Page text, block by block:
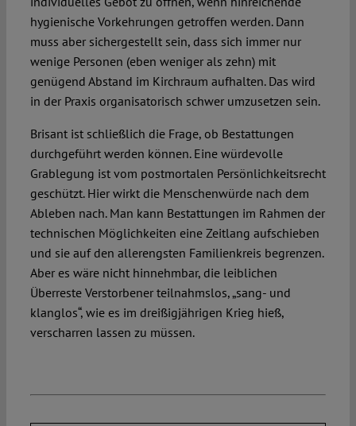
hygienische Vorkehrungen getroffen werden. Dann
muss aber sichergestellt sein, dass sich immer nur
wenige Personen (eben weniger als zehn) mit
genügend Abstand im Kirchraum aufhalten. Das wird
in der Praxis organisatorisch schwer umzusetzen sein.
Brisant ist schließlich die Frage, ob Bestattungen
durchgeführt werden können. Eine würdevolle
Grablegung ist vom postmortalen Persönlichkeitsrecht
geschützt. Hier wirkt die Menschenwürde nach dem
Ableben nach. Man kann Bestattungen im Rahmen der
technischen Möglichkeiten eine Zeitlang aufschieben
und sie auf den allerengsten Familienkreis begrenzen.
Aber es wäre nicht hinnehmbar, die leiblichen
Überreste Verstorbener teilnahmslos, „sang- und
klanglos“, wie es im dreißigjährigen Krieg hieß,
verscharren lassen zu müssen.